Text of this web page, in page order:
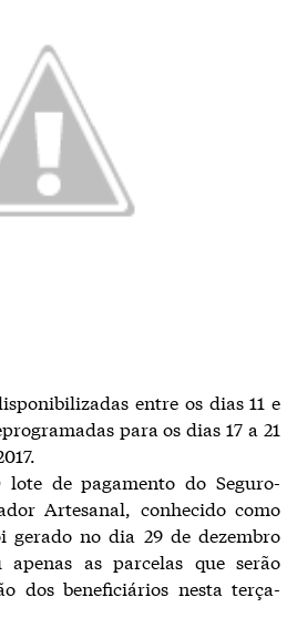
entre os dias 11 e
para os dias 17 a 21
de pagamento do Seguro-
Artesanal, conhecido como
gerado no dia 29 de dezembro
apenas as parcelas que serão
dos beneficiários nesta terça-